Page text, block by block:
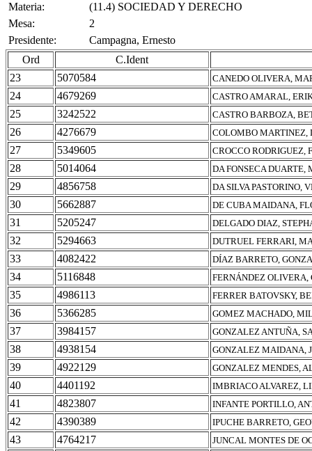
Materia:
(11.4) SOCIEDAD Y DERECHO
Mesa:
2
Presidente:
Campagna, Ernesto
Ord
C.Ident
23
5070584 CANEDO OLIVERA,
24 4679269 CASTRO AMARAL,
25 3242522 CASTRO BARBOZA,
26 4276679 COLOMBO MARTINEZ,
27 5349605 CROCCO RODRIGUEZ,
28 5014064 DA FONSECA
29 4856758 DA SILVA PASTORINO,
30 5662887 DE CUBA MAIDANA,
31 5205247 DELGADO DIAZ,
32 5294663 DUTRUEL FERRARI,
33 4082422 DÍAZ BARRETO,
34 5116848 FERNÁNDEZ
35 4986113 FERRER BATOVSKY,
36 5366285 GOMEZ MACHADO,
37 3984157 GONZALEZ ANTUÑA,
38 4938154 GONZALEZ MAIDANA,
39 4922129 GONZALEZ MENDES,
40 4401192 IMBRIACO ALVAREZ,
41 4823807 INFANTE PORTILLO,
42 4390389 IPUCHE BARRETO,
43 4764217 JUNCAL MONTES DE